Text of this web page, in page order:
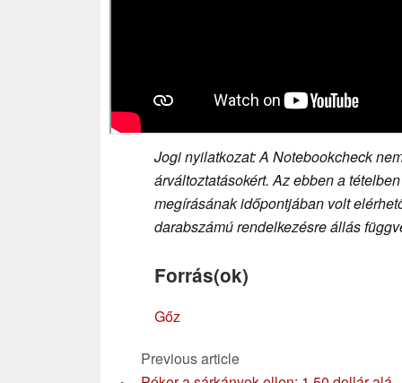
Jogi nyilatkozat: A Notebookcheck
árváltoztatásokért. Az ebben a
megírásának időpontjában volt
darabszámú rendelkezésre állás
Forrás(ok)
Gőz
Previous article